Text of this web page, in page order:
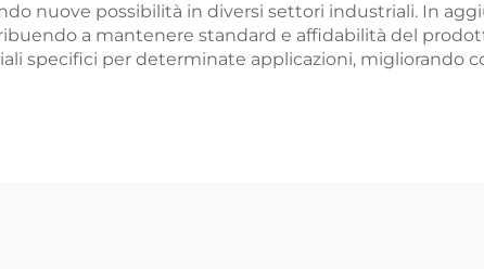
nuove possibilità in diversi settori industriali. In
a mantenere standard e affidabilità del
specifici per determinate applicazioni, migliorando